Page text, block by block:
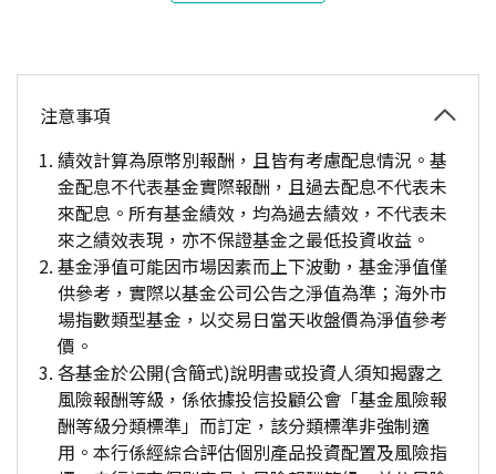
注意事項
績效計算為原幣別報酬，且皆有考慮配息情況。基
金配息不代表基金實際報酬，且過去配息不代表未
來配息。所有基金績效，均為過去績效，不代表未
來之績效表現，亦不保證基金之最低投資收益。
基金淨值可能因市場因素而上下波動，基金淨值僅
供參考，實際以基金公司公告之淨值為準；海外市
場指數類型基金，以交易日當天收盤價為淨值參考
價。
各基金於公開(含簡式)說明書或投資人須知揭露之
風險報酬等級，係依據投信投顧公會「基金風險報
酬等級分類標準」而訂定，該分類標準非強制適
用。本行係經綜合評估個別產品投資配置及風險指